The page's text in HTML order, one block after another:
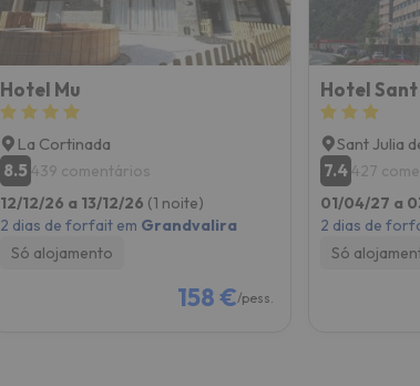
Hotel Mu
La Cortinada
8.5 439 comentários
12/12/26 a 13/12/26 (1 noite)
2 dias de forfait em Grandvalira
Só alojamento
158 €/pess.
Hotel Sant
Sant Julia
7.4427
01/04/27 a
2 dias de
Só